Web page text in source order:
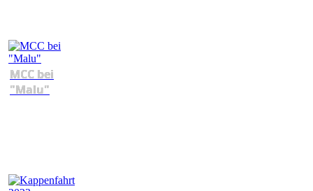
MCC bei
"Malu"